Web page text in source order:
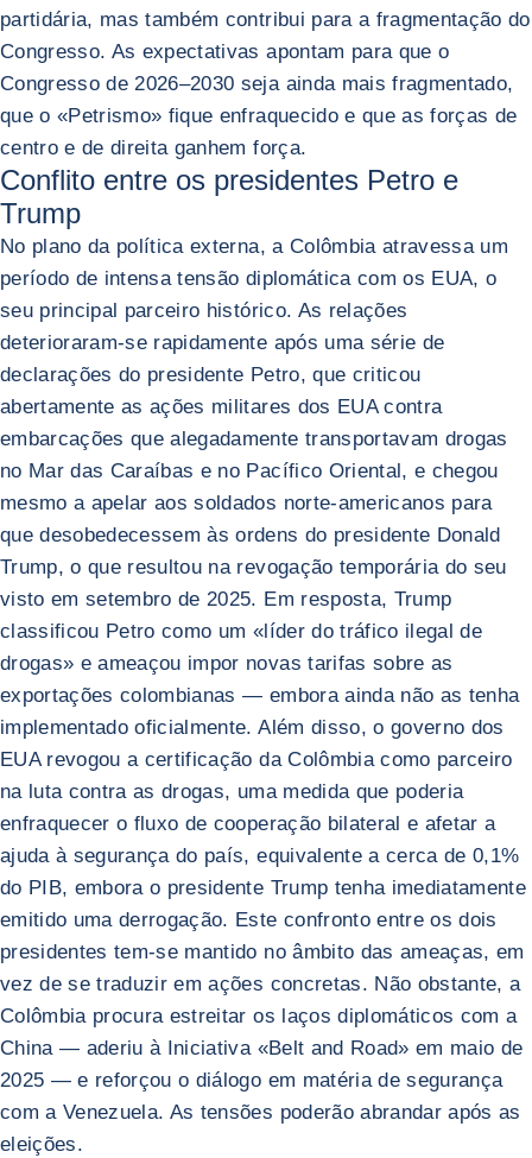
partidária, mas também contribui para a fragmentação do
Congresso. As expectativas apontam para que o
Congresso de 2026–2030 seja ainda mais fragmentado,
que o «Petrismo» fique enfraquecido e que as forças de
centro e de direita ganhem força.
Conflito entre os presidentes Petro e
Trump
No plano da política externa, a Colômbia atravessa um
período de intensa tensão diplomática com os EUA, o
seu principal parceiro histórico. As relações
deterioraram-se rapidamente após uma série de
declarações do presidente Petro, que criticou
abertamente as ações militares dos EUA contra
embarcações que alegadamente transportavam drogas
no Mar das Caraíbas e no Pacífico Oriental, e chegou
mesmo a apelar aos soldados norte-americanos para
que desobedecessem às ordens do presidente Donald
Trump, o que resultou na revogação temporária do seu
visto em setembro de 2025. Em resposta, Trump
classificou Petro como um «líder do tráfico ilegal de
drogas» e ameaçou impor novas tarifas sobre as
exportações colombianas — embora ainda não as tenha
implementado oficialmente. Além disso, o governo dos
EUA revogou a certificação da Colômbia como parceiro
na luta contra as drogas, uma medida que poderia
enfraquecer o fluxo de cooperação bilateral e afetar a
ajuda à segurança do país, equivalente a cerca de 0,1%
do PIB, embora o presidente Trump tenha imediatamente
emitido uma derrogação. Este confronto entre os dois
presidentes tem-se mantido no âmbito das ameaças, em
vez de se traduzir em ações concretas. Não obstante, a
Colômbia procura estreitar os laços diplomáticos com a
China — aderiu à Iniciativa «Belt and Road» em maio de
2025 — e reforçou o diálogo em matéria de segurança
com a Venezuela. As tensões poderão abrandar após as
eleições.